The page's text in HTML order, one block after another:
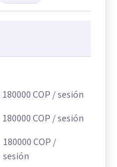
180000COP / sesión
180000COP / sesión
180000COP /
sesión